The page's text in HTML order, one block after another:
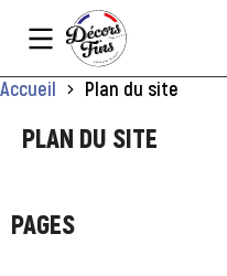
Vous êtes ici :
Accueil Plan du site
PLAN DU SITE
PAGES
Panneau de gestion des cookies